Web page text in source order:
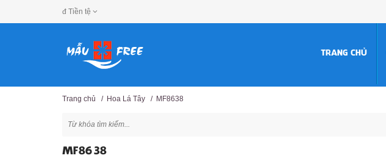
đ Tiền tệ
TRANG CHỦ
Trang chủ / Hoa Lá Tây / MF8638
MF8638